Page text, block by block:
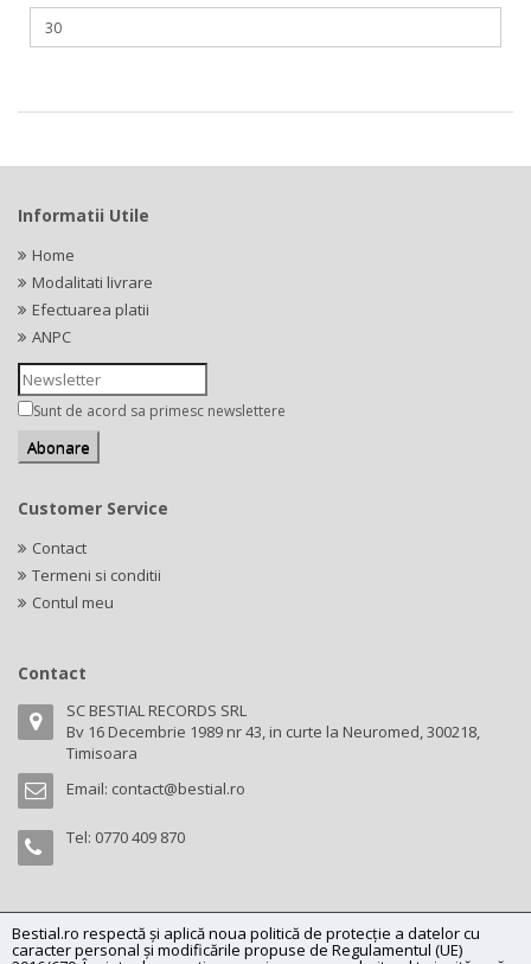
Bestial.ro respectă și aplică noua politică de protecție a datelor cu
caracter personal și modificările propuse de Regulamentul (UE)
Informatii Utile
Home
Modalitati livrare
Efectuarea platii
ANPC
Sunt de acord sa primesc newslettere
Customer Service
Contact
Termeni si conditii
Contul meu
Contact
SC BESTIAL RECORDS SRL
Bv 16 Decembrie 1989 nr 43, in curte la Neuromed, 300218,
Timisoara
Email: contact@bestial.ro
Tel: 0770 409 870
Copyright (C) 2026bestial.ro -All rights reserved.